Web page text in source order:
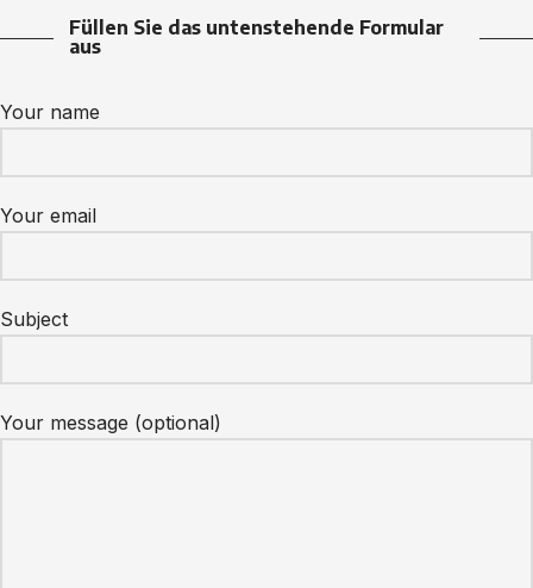
Füllen Sie das untenstehende Formular
aus
Your name
Your email
Subject
Your message (optional)